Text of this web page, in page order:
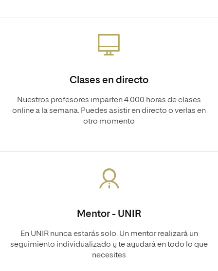
Clases en directo
Nuestros profesores imparten 4.000 horas de clases
online a la semana. Puedes asistir en directo o verlas en
otro momento
Mentor - UNIR
En UNIR nunca estarás solo. Un mentor realizará un
seguimiento individualizado y te ayudará en todo lo que
necesites